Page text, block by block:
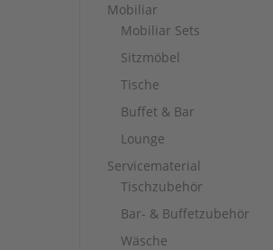
Mobiliar
Mobiliar Sets
Sitzmöbel
Tische
Buffet & Bar
Lounge
Servicematerial
Tischzubehör
Bar- & Buffetzubehör
Wäsche